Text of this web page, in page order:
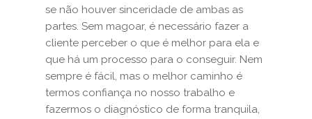
se não houver sinceridade de ambas as
partes. Sem magoar, é necessário fazer a
cliente perceber o que é melhor para ela e
que há um processo para o conseguir. Nem
sempre é fácil, mas o melhor caminho é
termos confiança no nosso trabalho e
fazermos o diagnóstico de forma tranquila,